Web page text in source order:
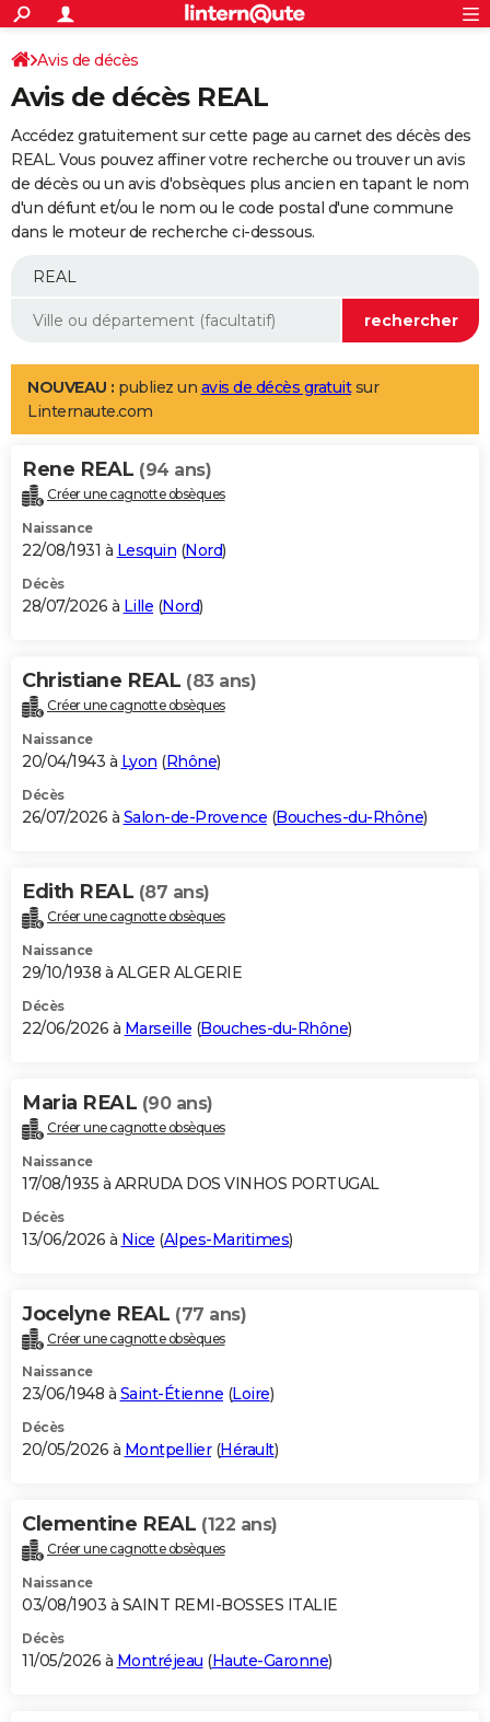
ACTUALITÉS
Politique
Société
Faits Divers
Education
Monde
Villes
+
SPORT
Coupe du monde 2026
Football
Tennis
Cyclisme
Rugby
Forum
Programme TV
TNT
Streaming
Cinéma
Sorties cinéma
Musique
+
FINANCE
Retraite
Impôts
Epargne
Immobilier
Risques naturels par ville
Banque
Assurance
Crédit
AUTO
Essais
Réserver un essai
Citadines
Berlines
SUV
Forum auto
+
Mobiles
Meilleur smartphone
Internet
Ordinateurs
Jeux vidéo
Guide high-tech
Aménagement intérieur
LIFESTYLE
Art de vivre
Bien-être
Loisirs
Mode
Modes de vie
Alimentation
Guide de la santé
Maladies
Médicaments
Sommeil
VOYAGE
Destinations
City break
Voyage nature
Voyage de noces
Forum
Climat
+PHOTO
GUIDES D'ACHAT
BONS PLANS
Carte de Noël
Carte Bonne année
Carte Saint-Valentin
Carte Pâques
Carte d'anniversaire
DICTIONNAIRE
Dictionnaire
Biographies
Citations
Expressions
Proverbes
PROGRAMME TV
S'inscrire
Se connecter
Lycées
Collèges
Primaires
Universités
Entreprises
Service militaire
Avis de recherche
AVIS DE DÉCÈS
Bricolage
Lifestyle
Culture
Sport
Auto
Television
Voyage
Cinema
Avis de décès
Avis de décès REAL
Accédez gratuitement sur cette page au carnet des décès des
REAL. Vous pouvez affiner votre recherche ou trouver un avis
de décès ou un avis d'obsèques plus ancien en tapant le nom
d'un défunt et/ou le nom ou le code postal d'une commune
dans le moteur de recherche ci-dessous.
NOUVEAU : publiez un avis de décès gratuitsur
Linternaute.com
Rene REAL (94 ans)
Créer une cagnotte obsèques
Naissance
22/08/1931 à Lesquin (Nord)
Décès
28/07/2026 à Lille (Nord)
Christiane REAL (83 ans)
Créer une cagnotte obsèques
Naissance
20/04/1943 à Lyon (Rhône)
Décès
26/07/2026 à Salon-de-Provence (Bouches-du-Rhône)
Edith REAL (87 ans)
Créer une cagnotte obsèques
Naissance
29/10/1938 à ALGER ALGERIE
Décès
22/06/2026 à Marseille (Bouches-du-Rhône)
Maria REAL (90 ans)
Créer une cagnotte obsèques
Naissance
17/08/1935 à ARRUDA DOS VINHOS PORTUGAL
Décès
13/06/2026 à Nice (Alpes-Maritimes)
Jocelyne REAL (77 ans)
Créer une cagnotte obsèques
Naissance
23/06/1948 à Saint-Étienne (Loire)
Décès
20/05/2026 à Montpellier(Hérault)
Clementine REAL (122 ans)
Créer une cagnotte obsèques
Naissance
03/08/1903 à SAINT REMI-BOSSES ITALIE
Décès
11/05/2026 à Montréjeau (Haute-Garonne)